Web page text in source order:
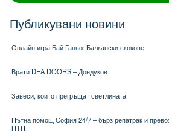
Публикувани новини
Онлайн игра Бай Ганьо: Балкански скокове
Врати DEA DOORS – Дондуков
Завеси, които прегръщат светлината
Пътна помощ София 24/7 – бърз репатрак и
ПТП